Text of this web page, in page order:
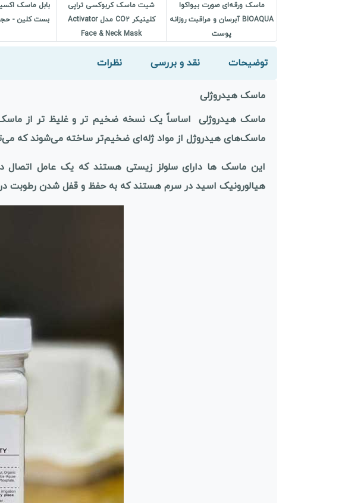
ماسک ورقه‌ای صورت بیواکوا
BIOAQUA آبرسان و مراقبت روزانه
پوست
شیت ماسک کربوکسی تراپی
کلینیکر CO2 مدل Activator
Face & Neck Mask
بابل ماسک
بست کلین - حجم 120
توضیحات نقد و بررسی نظرات
ماسک هیدروژلی
ماسک هیدروژلی اساساً یک نسخه ضخیم تر و غلیظ تر از ماسک
ماسک‌های هیدروژل از مواد ژله‌ای ضخیم‌تر ساخته می‌شوند که
این ماسک ها دارای سلولز زیستی هستند که یک عامل
هیالورونیک اسید در سرم هستند که به حفظ و قفل شدن رطوبت